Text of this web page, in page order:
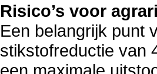
Risico’s voor
Een belangrijk punt
stikstofreductie van
een maximale